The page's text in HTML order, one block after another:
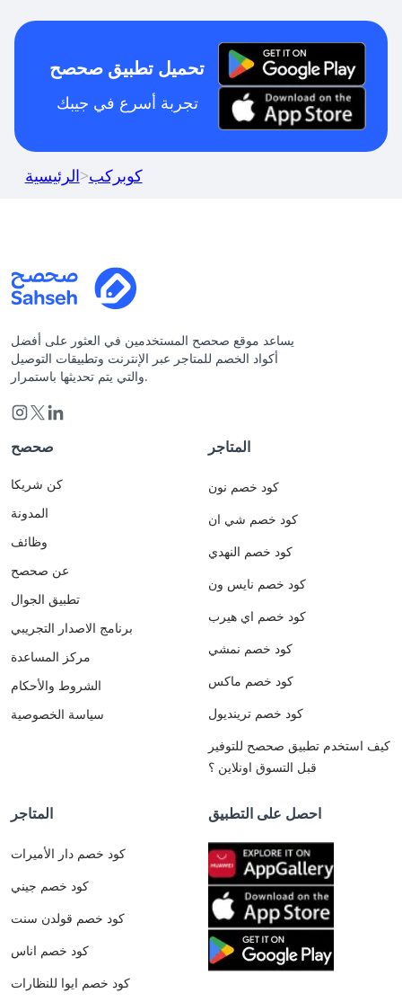
تحميل تطبيق صحصح
تجربة أسرع في جيبك
الرئيسية>كوبركب
يساعد موقع صحصح المستخدمين في العثور على أفضل
أكواد الخصم للمتاجر عبر الإنترنت وتطبيقات التوصيل
والتي يتم تحديثها باستمرار.
صحصح
كن شريكا
المدونة
وظائف
عن صحصح
تطبيق الجوال
برنامج الاصدار التجريبي
مركز المساعدة
الشروط والأحكام
سياسة الخصوصية
المتاجر
كود خصم نون
كود خصم شي ان
كود خصم النهدي
كود خصم نايس ون
كود خصم اي هيرب
كود خصم نمشي
كود خصم ماكس
كود خصم ترينديول
كيف استخدم تطبيق صحصح للتوفير
قبل التسوق اونلاين ؟
المتاجر
كود خصم دار الأميرات
كود خصم جيني
كود خصم قولدن سنت
كود خصم اناس
كود خصم ايوا للنظارات
احصل على التطبيق